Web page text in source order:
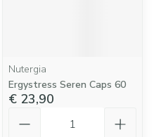
Nutergia
Ergystress Seren Caps 60
€ 23,90